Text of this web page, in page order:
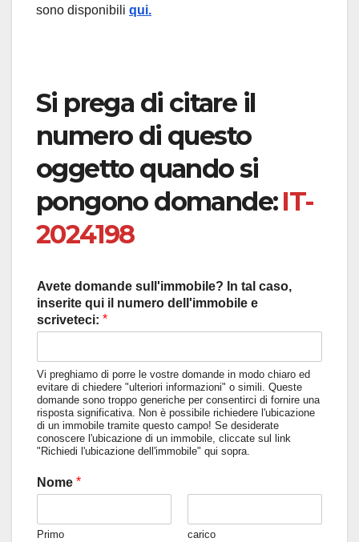
sono disponibili qui.
Si prega di citare il
numero di questo
oggetto quando si
pongono domande:IT-
2024198
Avete domande sull'immobile? In tal caso,
inserite qui il numero dell'immobile e
scriveteci: *
Vi preghiamo di porre le vostre domande in modo chiaro ed
evitare di chiedere "ulteriori informazioni" o simili. Queste
domande sono troppo generiche per consentirci di fornire una
risposta significativa. Non è possibile richiedere l'ubicazione
di un immobile tramite questo campo! Se desiderate
conoscere l'ubicazione di un immobile, cliccate sul link
"Richiedi l'ubicazione dell'immobile" qui sopra.
Nome *
Primo carico